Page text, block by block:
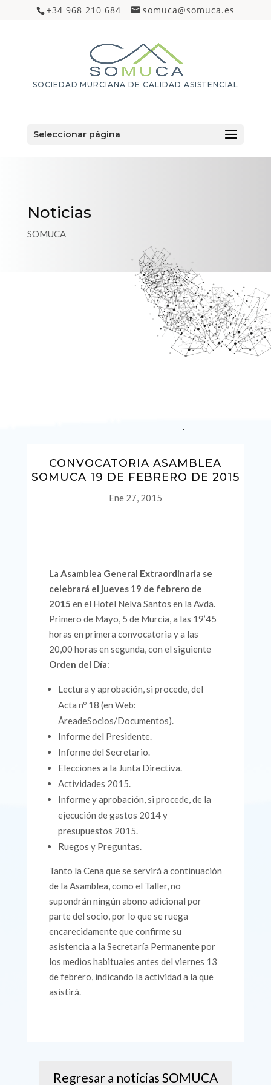
+34 968 210 684 somuca@somuca.es
SOCIEDAD MURCIANA DE CALIDAD ASISTENCIAL
Seleccionar página
Noticias
SOMUCA
CONVOCATORIA ASAMBLEA
SOMUCA 19 DE FEBRERO DE 2015
Ene 27, 2015
La Asamblea General Extraordinaria se
celebrará el jueves 19 de febrero de
2015 en el Hotel Nelva Santos en la Avda.
Primero de Mayo, 5 de Murcia, a las 19’45
horas en primera convocatoria y a las
20,00 horas en segunda, con el siguiente
Orden del Día:
Lectura y aprobación, si procede, del
Acta nº 18 (en Web:
ÁreadeSocios/Documentos).
Informe del Presidente.
Informe del Secretario.
Elecciones a la Junta Directiva.
Actividades 2015.
Informe y aprobación, si procede, de la
ejecución de gastos 2014 y
presupuestos 2015.
Ruegos y Preguntas.
Tanto la Cena que se servirá a continuación
de la Asamblea, como el Taller, no
supondrán ningún abono adicional por
parte del socio, por lo que se ruega
encarecidamente que confirme su
asistencia a la Secretaría Permanente por
los medios habituales antes del viernes 13
de febrero, indicando la actividad a la que
asistirá.
Regresar a noticias SOMUCA